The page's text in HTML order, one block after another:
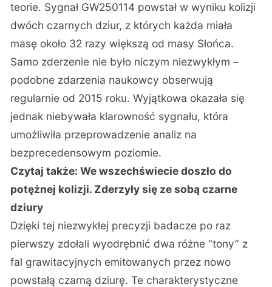
teorie. Sygnał GW250114 powstał w wyniku kolizji
dwóch czarnych dziur, z których każda miała
masę około 32 razy większą od masy Słońca.
Samo zderzenie nie było niczym niezwykłym –
podobne zdarzenia naukowcy obserwują
regularnie od 2015 roku. Wyjątkowa okazała się
jednak niebywała klarowność sygnału, która
umożliwiła przeprowadzenie analiz na
bezprecedensowym poziomie.
Czytaj także:We wszechświecie doszło do
potężnej kolizji. Zderzyły się ze sobą czarne
dziury
Dzięki tej niezwykłej precyzji badacze po raz
pierwszy zdołali wyodrębnić dwa różne “tony” z
fal grawitacyjnych emitowanych przez nowo
powstałą czarną dziurę. Te charakterystyczne